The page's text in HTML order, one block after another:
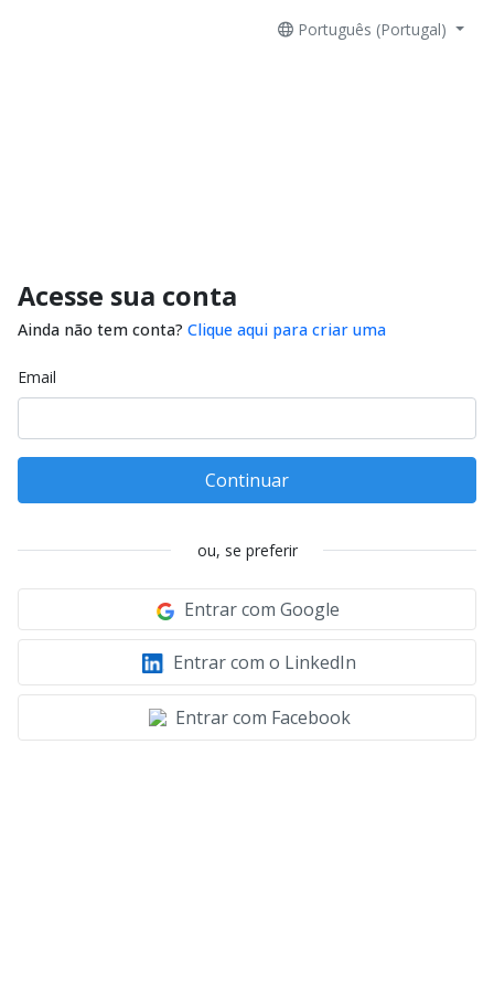
Português (Portugal)
Acesse sua conta
Ainda não tem conta? Clique aqui para criar uma
Email
Continuar
ou, se preferir
Entrar com Google
Entrar com o LinkedIn
Entrar com Facebook